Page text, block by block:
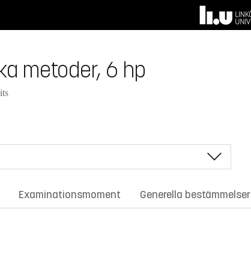
metoder, 6 hp
Examinationsmoment Generella bestämmelser